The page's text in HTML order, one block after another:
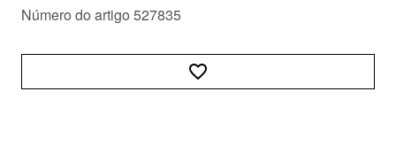
Número do artigo 527835